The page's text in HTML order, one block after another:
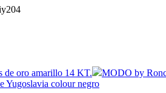
de oro amarillo 14 KT.
MODO by
Yugoslavia colour negro